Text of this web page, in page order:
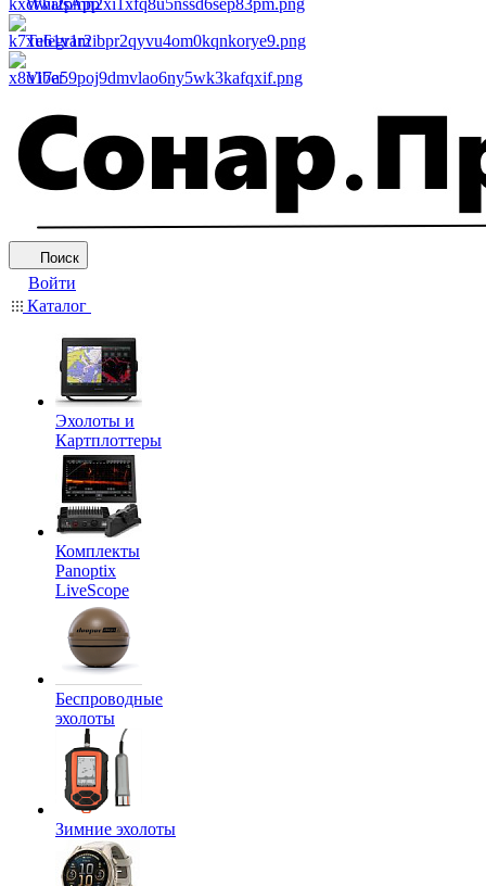
WhatsApp
Telegram
Viber
Поиск
Войти
Каталог
Эхолоты и
Картплоттеры
Комплекты
Panoptix
LiveScope
Беспроводные
эхолоты
Зимние эхолоты